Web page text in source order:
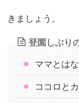
きましょう。
登園しぶり
ママとは
ココロと